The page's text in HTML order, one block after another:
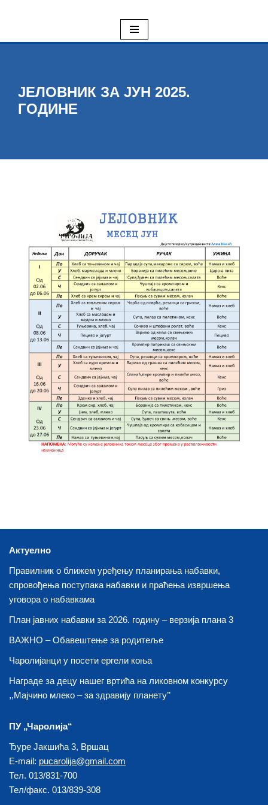
na
ЈЕЛОВНИК ЗА ЈУН 2025.
ГОДИНЕ
Актуелно
Правилник о ближем уређењу планирања набавки,
спровођења поступака набавки и праћења извршења
уговора о набавкама
План јавних набавки за 2026. годину – верзија плана 3
ВАЖНО – Обавештење за родитеље
Чаролијанци у посети ергели коња
Награде за децу нашег вртића на ликовном конкурсу
,,Мајчино млеко – за здравију планету’’
ПУ „Чаролија“
Ђуре Јакшића 3, Вршац
E-mail: pucarolija@gmail.com
Тел. 013/831-700
Тел/факс. 013/839-308